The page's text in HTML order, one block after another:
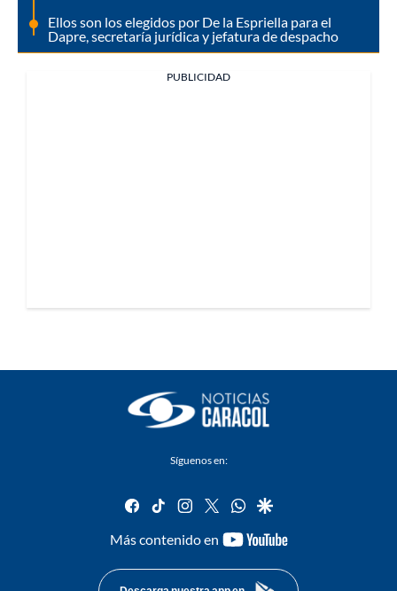
Ellos son los elegidos por De la Espriella para el
Dapre, secretaría jurídica y jefatura de despacho
PUBLICIDAD
Síguenos en:
facebook
tiktok instagram
twitterwhatsapp
google
Más contenido en
youtube-